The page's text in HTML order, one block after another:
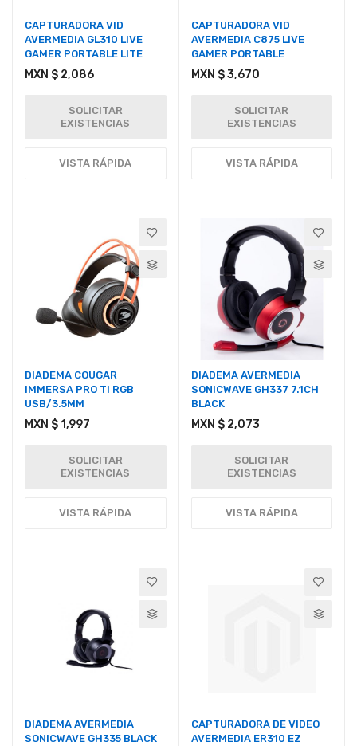
CAPTURADORA VID
AVERMEDIA GL310 LIVE
GAMER PORTABLE LITE
MXN $ 2,086
SOLICITAR
EXISTENCIAS
VISTA RÁPIDA
CAPTURADORA VID
AVERMEDIA C875 LIVE
GAMER PORTABLE
MXN $ 3,670
SOLICITAR
EXISTENCIAS
VISTA RÁPIDA
DIADEMA COUGAR
IMMERSA PRO TI RGB
USB/3.5MM
MXN $ 1,997
SOLICITAR
EXISTENCIAS
VISTA RÁPIDA
DIADEMA AVERMEDIA
SONICWAVE GH337 7.1CH
BLACK
MXN $ 2,073
SOLICITAR
EXISTENCIAS
VISTA RÁPIDA
DIADEMA AVERMEDIA
SONICWAVE GH335 BLACK
CAPTURADORA DE VIDEO
AVERMEDIA ER310 EZ